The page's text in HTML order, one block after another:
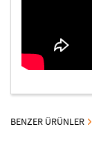
BENZER ÜRÜNLER